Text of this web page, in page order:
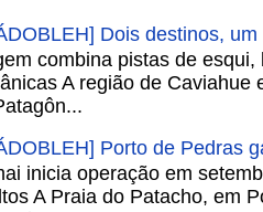
Dois destinos,
combina pistas de
A região de Caviahue
Porto de Pedras
inicia operação em
A Praia do Patacho, em